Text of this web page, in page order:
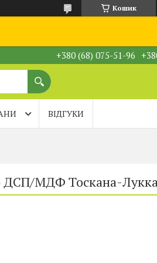
Кошик
+380 (68) 075-51-96
ВІДГУКИ
ДСП/МДФ Тоскана-